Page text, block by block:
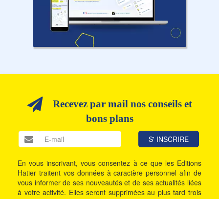
Recevez par mail nos conseils et
bons plans
En vous inscrivant, vous consentez à ce que les Editions
Hatier traitent vos données à caractère personnel afin de
vous informer de ses nouveautés et de ses actualités liées
à votre activité. Elles seront supprimées au plus tard trois